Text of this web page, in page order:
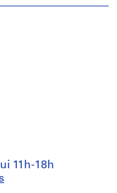
11h-18h